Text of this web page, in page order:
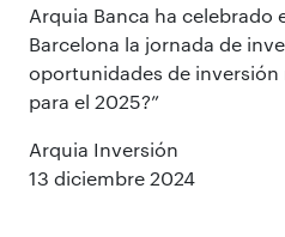
Arquia Banca ha celebrado
Barcelona la jornada de
oportunidades de inversión
para el 2025?”
Arquia Inversión
13 diciembre 2024